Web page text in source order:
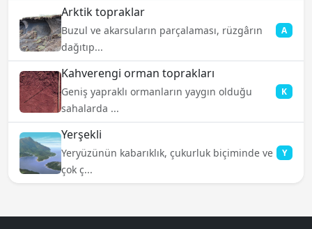
Arktik topraklar
Buzul ve akarsuların parçalaması, rüzgârın
dağıtıp...
A
Kahverengi orman toprakları
Geniş yapraklı ormanların yaygın olduğu
sahalarda ...
K
Yerşekli
Yeryüzünün kabarıklık, çukurluk biçiminde ve
çok ç...
Y